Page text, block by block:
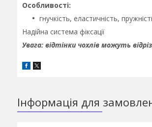
Особливості:
гнучкість, еластичність,
Надійна система фіксації
Увага: відтінки чохлів можуть
Інформація для